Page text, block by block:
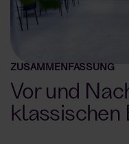
ZUSAMMENFASSUNG
Vor und
klassischen